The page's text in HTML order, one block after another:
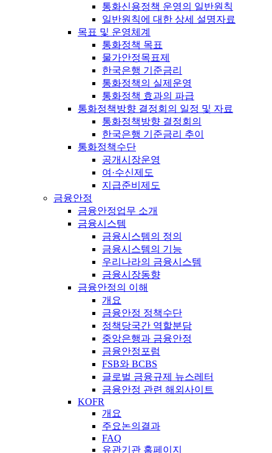
통화신용정책 운영의 일반원칙
일반원칙에 대한 상세 설명자료
목표 및 운영체계
통화정책 목표
물가안정목표제
한국은행 기준금리
통화정책의 실제운영
통화정책 효과의 파급
통화정책방향 결정회의 일정 및 자료
통화정책방향 결정회의
한국은행 기준금리 추이
통화정책수단
공개시장운영
여·수신제도
지급준비제도
금융안정
금융안정업무 소개
금융시스템
금융시스템의 정의
금융시스템의 기능
우리나라의 금융시스템
금융시장동향
금융안정의 이해
개요
금융안정 정책수단
정책당국간 역할분담
중앙은행과 금융안정
금융안정포럼
FSB와 BCBS
글로벌 금융규제 뉴스레터
금융안정 관련 해외사이트
KOFR
개요
주요논의결과
FAQ
유관기관 홈페이지